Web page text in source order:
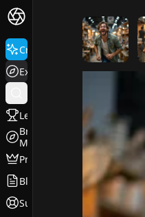
Create
Explore
Leaderboard
Browse
Models
Pricing
Blog
Support